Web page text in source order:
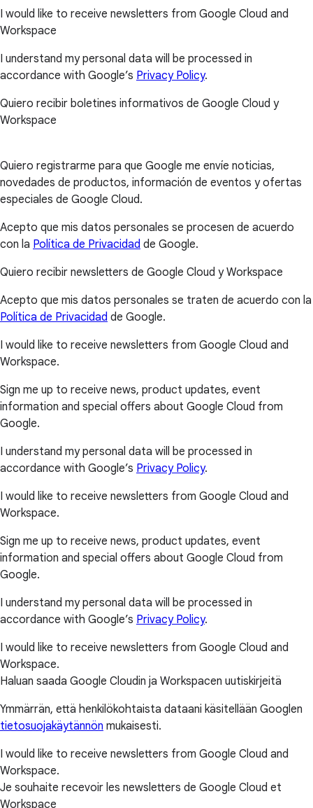
I would like to receive newsletters from Google Cloud and
Workspace
I understand my personal data will be processed in
accordance with Google’s Privacy Policy.
Quiero recibir boletines informativos de Google Cloud y
Workspace
Quiero registrarme para que Google me envíe noticias,
novedades de productos, información de eventos y ofertas
especiales de Google Cloud.
Acepto que mis datos personales se procesen de acuerdo
con la Política de Privacidad de Google.
Quiero recibir newsletters de Google Cloud y Workspace
Acepto que mis datos personales se traten de acuerdo con la
Política de Privacidad de Google.
I would like to receive newsletters from Google Cloud and
Workspace.
Sign me up to receive news, product updates, event
information and special offers about Google Cloud from
Google.
I understand my personal data will be processed in
accordance with Google’s Privacy Policy.
I would like to receive newsletters from Google Cloud and
Workspace.
Sign me up to receive news, product updates, event
information and special offers about Google Cloud from
Google.
I understand my personal data will be processed in
accordance with Google’s Privacy Policy.
I would like to receive newsletters from Google Cloud and
Workspace.
Haluan saada Google Cloudin ja Workspacen uutiskirjeitä
Ymmärrän, että henkilökohtaista dataani käsitellään Googlen
tietosuojakäytännön mukaisesti.
I would like to receive newsletters from Google Cloud and
Workspace.
Je souhaite recevoir les newsletters de Google Cloud et
Workspace